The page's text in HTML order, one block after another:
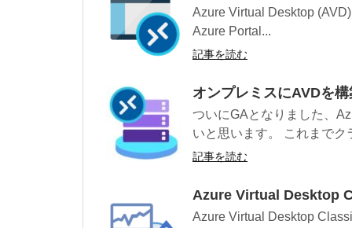
Azure Virtual Desktop
Azure Portal...
記事を読む
オンプレミスにAVDを
ついにGAとなりました、
いと思います。 これまでク
記事を読む
Azure Virtual Desktop
Azure Virtual Desktop